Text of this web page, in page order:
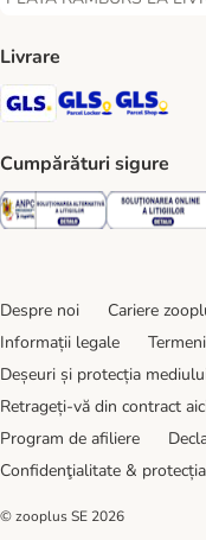
PLATĂ RAMBURS LA
Livrare
GLS ShippingGLS Locker
Cumpărături sigure
Security
Despre noi Cariere
Informații legale
Deșeuri și protecția
Retrageți-vă din contract
Program de afiliere
Confidenţialitate &
© zooplus SE 2026